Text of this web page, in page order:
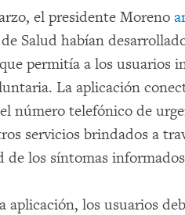
el presidente Moreno
Salud habían
permitía a los usuarios
La aplicación
número telefónico de
servicios brindados a
de los síntomas
aplicación, los usuarios